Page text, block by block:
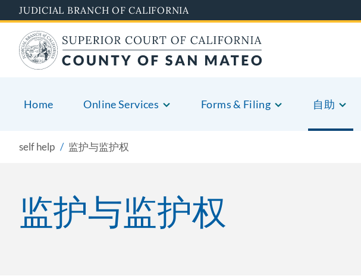
to
main
content
JUDICIAL BRANCH OF CALIFORNIA
Home Online Services Forms & Filing 自助
self help 监护与监护权
监护与监护权